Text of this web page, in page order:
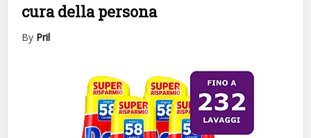
cura della persona
By Pril